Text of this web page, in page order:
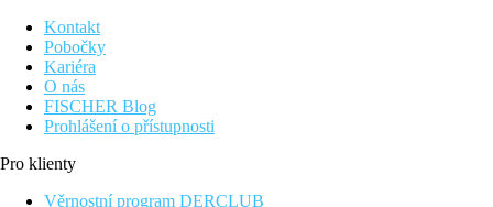
Kontakt
Pobočky
Kariéra
O nás
FISCHER Blog
Prohlášení o přístupnosti
Pro klienty
Věrnostní program DERCLUB